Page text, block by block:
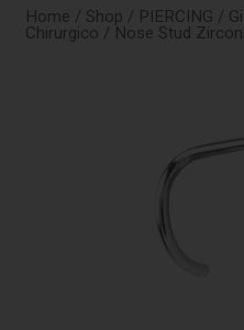
Home / Shop / PIERCING /
Chirurgico / Nose Stud